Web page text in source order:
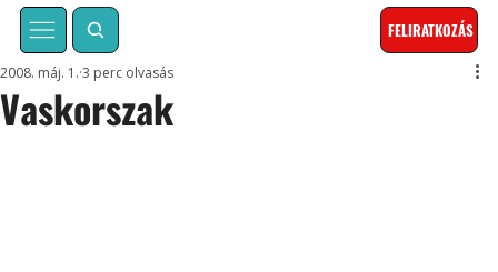
FELIRATKOZÁS
Vaskorszak
2008. máj. 1. 3 perc olvasás